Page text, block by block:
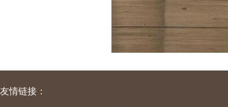
友情链接：